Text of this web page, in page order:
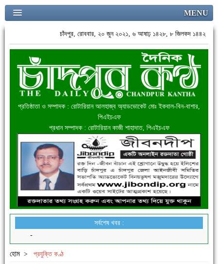
MENU
চাঁদপুর, রোববার, ২০ জুন ২০২১, ৬ আষাঢ় ১৪২৮, ৮ জিলকদ ১৪৪২
প্রতিষ্ঠাতা ও সম্পাদক : রোটারিয়ান আলহাজ্ব অ্যাডভোকেট মোঃ ইকবাল-বিন-বাশার,
পিএইচএফ
প্রধান সম্পাদক : রোটারিয়ান কাজী শাহাদাত, পিএইচএফ
সর্বশেষ খবর :
হোম > প্রযুক্তি কণ্ঠ